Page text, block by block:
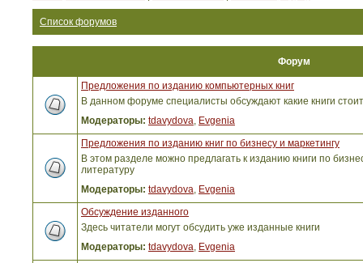
Список форумов
Форум
Предложения по изданию компьютерных книг
В данном форуме специалисты обсуждают какие книги
Модераторы: tdavydova, Evgenia
Предложения по изданию книг по бизнесу и маркетингу
В этом разделе можно предлагать к изданию книги по
литературу
Модераторы: tdavydova, Evgenia
Обсуждение изданного
Здесь читатели могут обсудить уже изданные книги
Модераторы: tdavydova, Evgenia